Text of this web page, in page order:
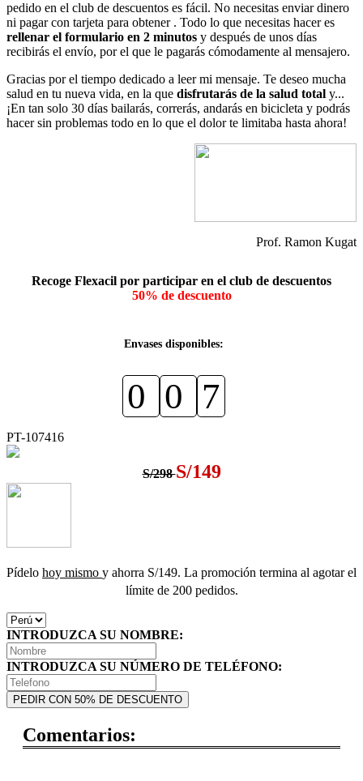
pedido en el club de descuentos es fácil. No necesitas enviar dinero
ni pagar con tarjeta para obtener . Todo lo que necesitas hacer es
rellenar el formulario en 2 minutos y después de unos días
recibirás el envío, por el que le pagarás cómodamente al mensajero.
Gracias por el tiempo dedicado a leer mi mensaje. Te deseo mucha
salud en tu nueva vida, en la que disfrutarás de la salud total y...
¡En tan solo 30 días bailarás, correrás, andarás en bicicleta y podrás
hacer sin problemas todo en lo que el dolor te limitaba hasta ahora!
Prof. Ramon Kugat
Recoge Flexacil por participar en el club de descuentos
50% de descuento
Envases disponibles:
0 0 7
PT-107416
S/298S/149
Pídelo hoy mismo y ahorra S/149. La promoción termina al agotar el
límite de 200 pedidos.
INTRODUZCA SU NOMBRE:
INTRODUZCA SU NÚMERO DE TELÉFONO:
PEDIR CON 50% DE DESCUENTO
Comentarios: